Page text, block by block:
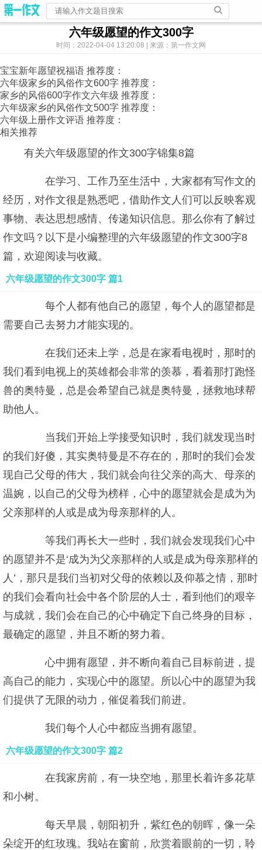
六年级愿望的作文300字
时间：2022-04-04 13:20:08 | 来源：第一作文网
宝宝新年愿望祝福语 推荐度：
六年级家乡的风俗作文600字 推荐度：
家乡的风俗600字作文六年级 推荐度：
六年级家乡的风俗作文500字 推荐度：
六年级上册作文评语 推荐度：
相关推荐
有关六年级愿望的作文300字锦集8篇
在学习、工作乃至生活中，大家都有写作文的
经历，对作文很是熟悉吧，借助作文人们可以反映客观
事物、表达思想感情、传递知识信息。那么你有了解过
作文吗？以下是小编整理的六年级愿望的作文300字8
篇，欢迎阅读与收藏。
六年级愿望的作文300字 篇1
每个人都有他自己的愿望，每个人的愿望都是
需要自己去努力才能实现的。
在我们还未上学，总是在家看电视时，那时的
我们看到电视上的英雄都会非常的羡慕，看着那打跑怪
兽的奥特曼，总是会希望自己就是奥特曼，拯救地球帮
助他人。
当我们开始上学接受知识时，我们就发现当时
的我们好傻，其实奥特曼是不存在的，那时的我们会发
现自己父母的伟大，我们就会向往父亲的高大、母亲的
温婉，以自己的父母为榜样，心中的愿望就会是成为为
父亲那样的人或是成为母亲那样的人。
等我们再长大一些时，我们就会发现我们心中
的愿望并不是‘成为为父亲那样的人或是成为母亲那样的
人’，那只是我们当初对父母的依赖以及仰慕之情，那时
的我们会看向社会中各个阶层的人士，看到他们的艰辛
与成就，我们会在自己的心中确定下自己终身的目标，
最确定的愿望，并且不断的努力着。
心中拥有愿望，并不断向着自己目标前进，提
高自己的能力，实现心中的愿望。所以心中的愿望为我
们提供了无限的动力，催促着我们前进。
我们每个人心中都应当拥有愿望。
六年级愿望的作文300字 篇2
在我家房前，有一块空地，那里长着许多花草
和小树。
每天早晨，朝阳初升，紫红色的朝晖，像一朵
朵绽开的红玫瑰。我站在窗前，欣赏着眼前的一切，聆